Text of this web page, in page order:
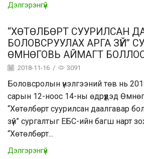
Дэлгэрэнгүй
“ХӨТӨЛБӨРТ СУУРИЛСАН
БОЛОВСРУУЛАХ АРГА ЗҮЙ”
ӨМНӨГОВЬ АЙМАГТ
2018-11-16 / 3091
Боловсролын үнэлгээний төв нь
сарын 12-ноос 14-ны өдрүүдэд
“Хөтөлбөрт суурилсан даалгавар
зүй” сургалтыг ЕБС-ийн багш нарт
“Хөтөлбөрт...
Дэлгэрэнгүй